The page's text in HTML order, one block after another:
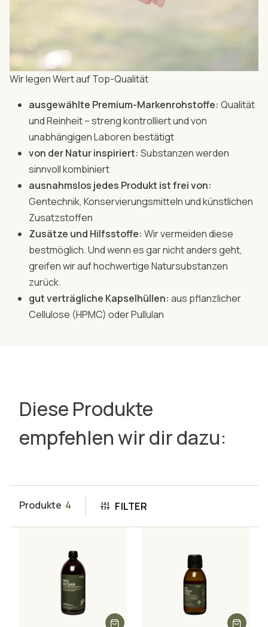
Wir legen Wert auf Top-Qualität
ausgewählte Premium-Markenrohstoffe: Qualität
und Reinheit – streng kontrolliert und von
unabhängigen Laboren bestätigt
von der Natur inspiriert: Substanzen werden
sinnvoll kombiniert
ausnahmslos jedes Produkt ist frei von:
Gentechnik, Konservierungsmitteln und künstlichen
Zusatzstoffen
Zusätze und Hilfsstoffe: Wir vermeiden diese
bestmöglich. Und wenn es gar nicht anders geht,
greifen wir auf hochwertige Natursubstanzen
zurück.
gut verträgliche Kapselhüllen: aus pflanzlicher
Cellulose (HPMC) oder Pullulan
Diese Produkte
empfehlen wir dir dazu:
Produkte 4 FILTER